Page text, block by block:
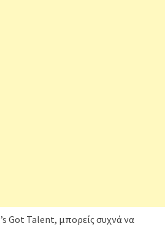
Got Talent, μπορείς συχνά να